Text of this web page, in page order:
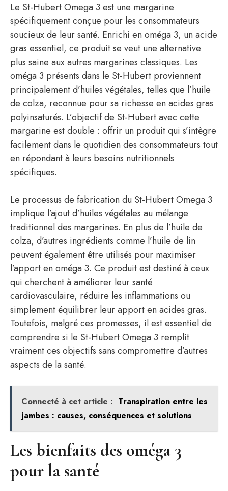
Le St-Hubert Omega 3 est une margarine
spécifiquement conçue pour les consommateurs
soucieux de leur santé. Enrichi en oméga 3, un acide
gras essentiel, ce produit se veut une alternative
plus saine aux autres margarines classiques. Les
oméga 3 présents dans le St-Hubert proviennent
principalement d’huiles végétales, telles que l’huile
de colza, reconnue pour sa richesse en acides gras
polyinsaturés. L’objectif de St-Hubert avec cette
margarine est double : offrir un produit qui s’intègre
facilement dans le quotidien des consommateurs tout
en répondant à leurs besoins nutritionnels
spécifiques.
Le processus de fabrication du St-Hubert Omega 3
implique l’ajout d’huiles végétales au mélange
traditionnel des margarines. En plus de l’huile de
colza, d’autres ingrédients comme l’huile de lin
peuvent également être utilisés pour maximiser
l’apport en oméga 3. Ce produit est destiné à ceux
qui cherchent à améliorer leur santé
cardiovasculaire, réduire les inflammations ou
simplement équilibrer leur apport en acides gras.
Toutefois, malgré ces promesses, il est essentiel de
comprendre si le St-Hubert Omega 3 remplit
vraiment ces objectifs sans compromettre d’autres
aspects de la santé.
Connecté à cet article : Transpiration entre les
jambes : causes, conséquences et solutions
Les bienfaits des oméga 3
pour la santé